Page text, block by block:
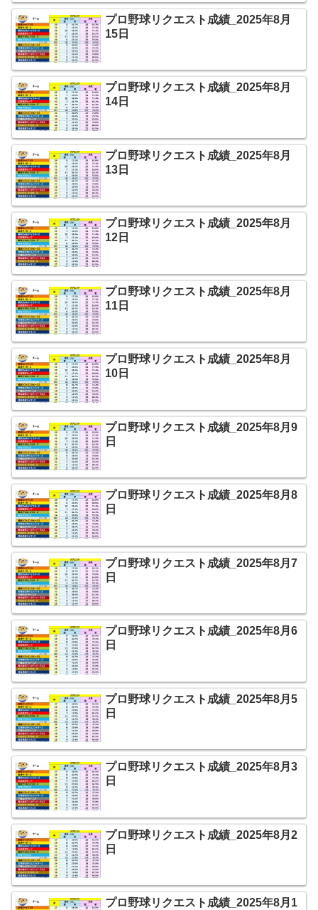
プロ野球リクエスト成績_2025年8月
15日
プロ野球リクエスト成績_2025年8月
14日
プロ野球リクエスト成績_2025年8月
13日
プロ野球リクエスト成績_2025年8月
12日
プロ野球リクエスト成績_2025年8月
11日
プロ野球リクエスト成績_2025年8月
10日
プロ野球リクエスト成績_2025年8月9
日
プロ野球リクエスト成績_2025年8月8
日
プロ野球リクエスト成績_2025年8月7
日
プロ野球リクエスト成績_2025年8月6
日
プロ野球リクエスト成績_2025年8月5
日
プロ野球リクエスト成績_2025年8月3
日
プロ野球リクエスト成績_2025年8月2
日
プロ野球リクエスト成績_2025年8月1